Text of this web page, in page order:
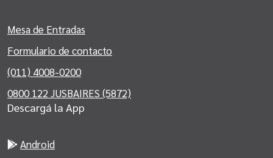
Mesa de Entradas
Formulario de contacto
(011) 4008-0200
0800 122 JUSBAIRES (5872)
Descargá la App
Android